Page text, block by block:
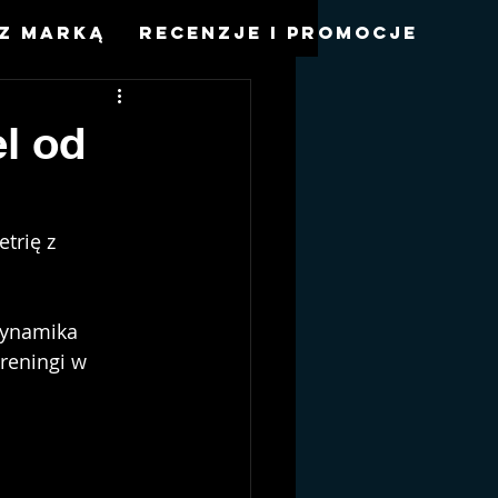
marką Recenzje i promocje
od
z
w